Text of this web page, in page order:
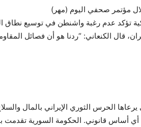
مؤتمر صحفي اليوم (مهر)
تؤكد عدم رغبة واشنطن في توسيع نطاق
قال الكنعاني: “ردنا هو أن فصائل
الحرس الثوري الإيراني بالمال
أساس قانوني. الحكومة السورية تقدمت